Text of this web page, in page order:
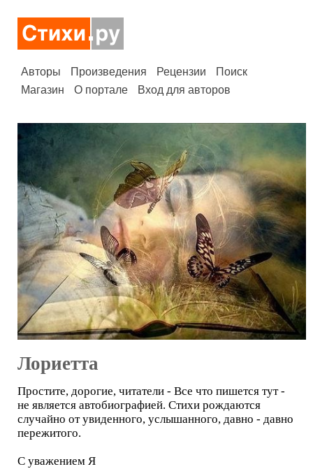
Авторы Произведения Рецензии
Поиск
Магазин
О портале Вход для авторов
Лориетта
Простите, дорогие, читатели - Все что пишется тут -
не является автобиографией. Стихи рождаются
случайно от увиденного, услышанного, давно - давно
пережитого.
С уважением Я